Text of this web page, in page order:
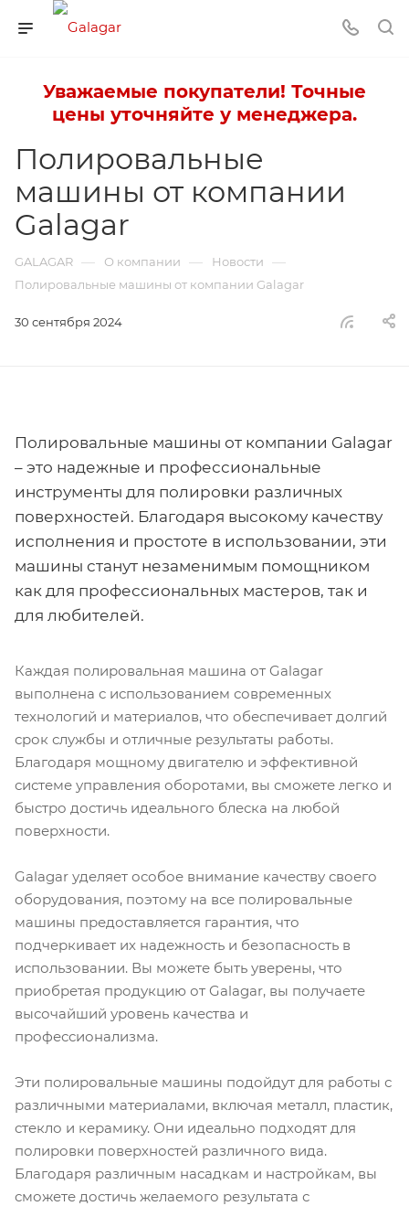
Уважаемые покупатели! Точные
цены уточняйте у менеджера.
Полировальные
машины от компании
Galagar
GALAGAR — О компании — Новости —
Полировальные машины от компании Galagar
30 сентября 2024
Полировальные машины от компании Galagar
– это надежные и профессиональные
инструменты для полировки различных
поверхностей. Благодаря высокому качеству
исполнения и простоте в использовании, эти
машины станут незаменимым помощником
как для профессиональных мастеров, так и
для любителей.
Каждая полировальная машина от Galagar
выполнена с использованием современных
технологий и материалов, что обеспечивает долгий
срок службы и отличные результаты работы.
Благодаря мощному двигателю и эффективной
системе управления оборотами, вы сможете легко и
быстро достичь идеального блеска на любой
поверхности.
Galagar уделяет особое внимание качеству своего
оборудования, поэтому на все полировальные
машины предоставляется гарантия, что
подчеркивает их надежность и безопасность в
использовании. Вы можете быть уверены, что
приобретая продукцию от Galagar, вы получаете
высочайший уровень качества и
профессионализма.
Эти полировальные машины подойдут для работы с
различными материалами, включая металл, пластик,
стекло и керамику. Они идеально подходят для
полировки поверхностей различного вида.
Благодаря различным насадкам и настройкам, вы
сможете достичь желаемого результата с